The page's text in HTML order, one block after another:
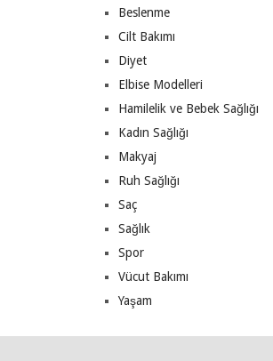
Beslenme
Cilt Bakımı
Diyet
Elbise Modelleri
Hamilelik ve Bebek Sağlığı
Kadın Sağlığı
Makyaj
Ruh Sağlığı
Saç
Sağlık
Spor
Vücut Bakımı
Yaşam